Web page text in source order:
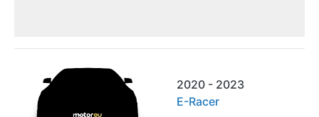
2020 - 2023
E-Racer